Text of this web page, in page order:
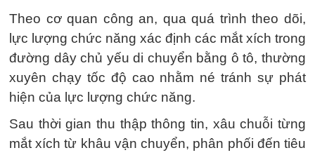
Theo cơ quan công an, qua quá trình theo dõi,
lực lượng chức năng xác định các mắt xích trong
đường dây chủ yếu di chuyển bằng ô tô, thường
xuyên chạy tốc độ cao nhằm né tránh sự phát
hiện của lực lượng chức năng.
Sau thời gian thu thập thông tin, xâu chuỗi từng
mắt xích từ khâu vận chuyển, phân phối đến tiêu